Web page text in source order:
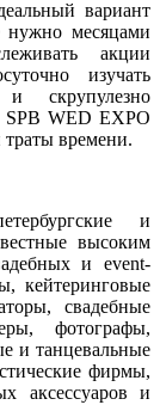
вариант
месяцами
акции
изучать
скрупулезно
SPB WED EXPO
времени.
и
высоким
и event-
кейтеринговые
свадебные
фотографы,
и танцевальные
фирмы,
аксессуаров и